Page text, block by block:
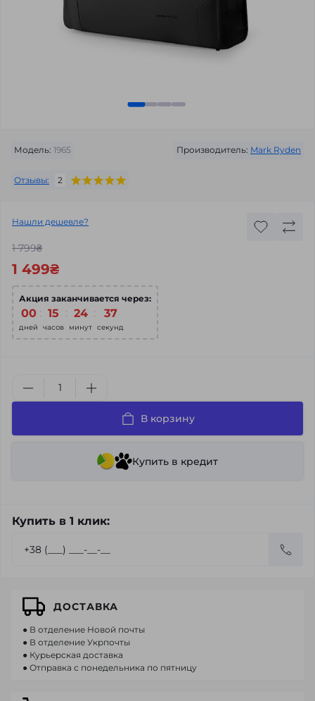
Модель: 1965 Производитель: Mark Ryden
Отзывы: 2
Нашли дешевле?
1 799₴
1 499₴
Акция заканчивается через:
00
дней
15
часов
24
минут
37
секунд
В корзину
Купить в кредит
Купить в 1 клик:
ДОСТАВКА
● В отделение Новой почты
● В отделение Укрпочты
● Курьерская доставка
● Отправка с понедельника по пятницу